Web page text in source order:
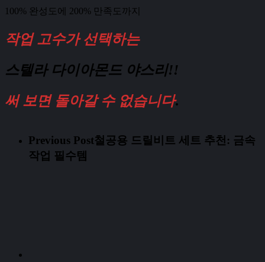
100% 완성도에 200% 만족도까지
작업 고수가 선택하는
스텔라 다이아몬드 야스리!!
써 보면 돌아갈 수 없습니다.
Previous Post철공용 드릴비트 세트 추천: 금속
작업 필수템